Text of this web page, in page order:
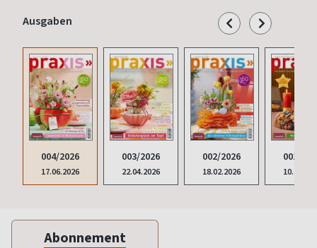
Ausgaben
004/2026
17.06.2026
003/2026
22.04.2026
002/2026
18.02.2026
001/
Abonnement